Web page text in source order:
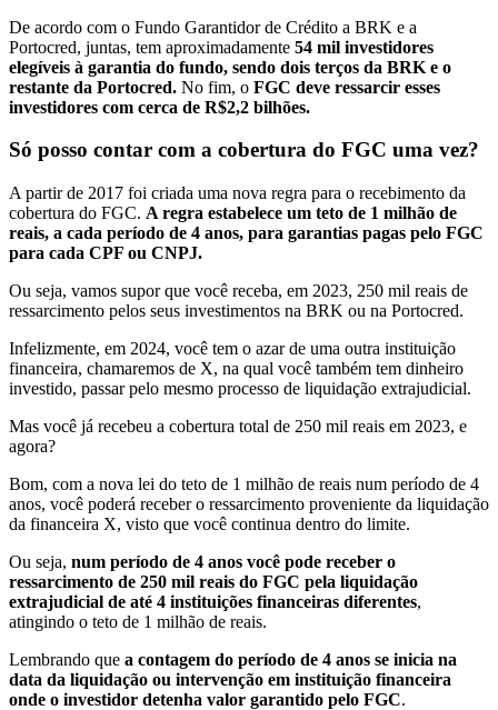
De acordo com o Fundo Garantidor de Crédito a BRK e a
Portocred, juntas, tem aproximadamente 54 mil investidores
elegíveis à garantia do fundo, sendo dois terços da BRK e o
restante da Portocred. No fim, o FGC deve ressarcir esses
investidores com cerca de R$2,2 bilhões.
Só posso contar com a cobertura do FGC uma vez?
A partir de 2017 foi criada uma nova regra para o recebimento da
cobertura do FGC. A regra estabelece um teto de 1 milhão de
reais, a cada período de 4 anos, para garantias pagas pelo FGC
para cada CPF ou CNPJ.
Ou seja, vamos supor que você receba, em 2023, 250 mil reais de
ressarcimento pelos seus investimentos na BRK ou na Portocred.
Infelizmente, em 2024, você tem o azar de uma outra instituição
financeira, chamaremos de X, na qual você também tem dinheiro
investido, passar pelo mesmo processo de liquidação extrajudicial.
Mas você já recebeu a cobertura total de 250 mil reais em 2023, e
agora?
Bom, com a nova lei do teto de 1 milhão de reais num período de 4
anos, você poderá receber o ressarcimento proveniente da liquidação
da financeira X, visto que você continua dentro do limite.
Ou seja, num período de 4 anos você pode receber o
ressarcimento de 250 mil reais do FGC pela liquidação
extrajudicial de até 4 instituições financeiras diferentes,
atingindo o teto de 1 milhão de reais.
Lembrando que a contagem do período de 4 anos se inicia na
data da liquidação ou intervenção em instituição financeira
onde o investidor detenha valor garantido pelo FGC.